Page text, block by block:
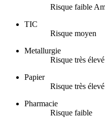
Risque faible
TIC
Risque moyen
Metallurgie
Risque très élevé
Papier
Risque très élevé
Pharmacie
Risque faible